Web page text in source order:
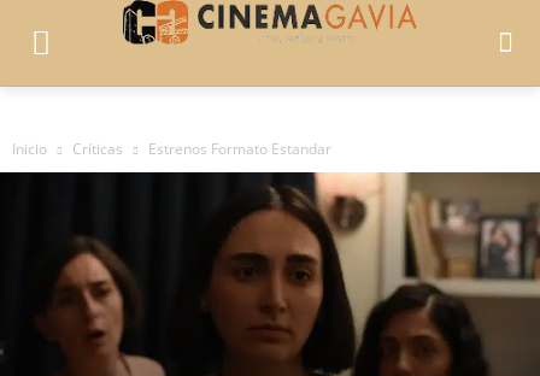
Inicio Críticas Estrenos Formato Estandar